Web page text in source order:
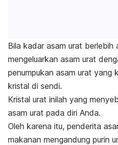
Bila kadar asam urat
mengeluarkan asam urat
penumpukan asam urat yang
kristal di sendi.
Kristal urat inilah yang
asam urat pada diri Anda.
Oleh karena itu, penderita
makanan mengandung purin